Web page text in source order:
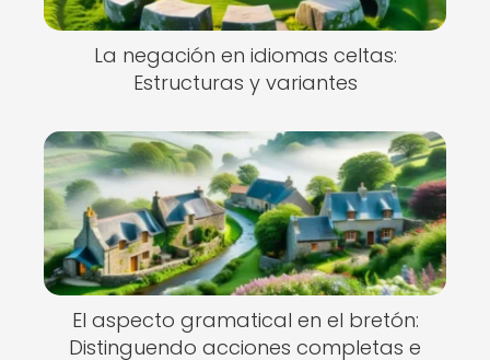
La negación en idiomas celtas:
Estructuras y variantes
El aspecto gramatical en el bretón:
Distinguendo acciones completas e